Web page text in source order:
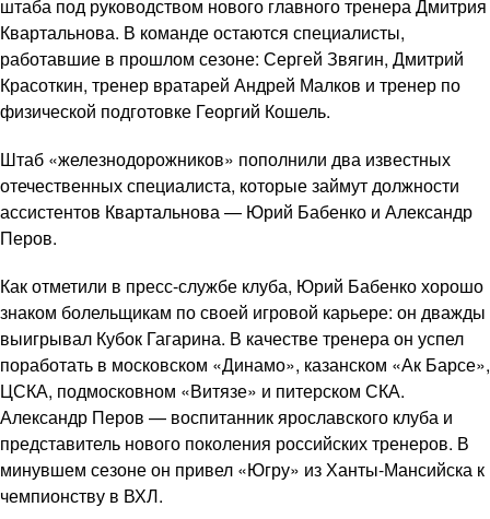
штаба под руководством нового главного тренера Дмитрия
Квартальнова. В команде остаются специалисты,
работавшие в прошлом сезоне: Сергей Звягин, Дмитрий
Красоткин, тренер вратарей Андрей Малков и тренер по
физической подготовке Георгий Кошель.
Штаб «железнодорожников» пополнили два известных
отечественных специалиста, которые займут должности
ассистентов Квартальнова — Юрий Бабенко и Александр
Перов.
Как отметили в пресс-службе клуба, Юрий Бабенко хорошо
знаком болельщикам по своей игровой карьере: он дважды
выигрывал Кубок Гагарина. В качестве тренера он успел
поработать в московском «Динамо», казанском «Ак Барсе»,
ЦСКА, подмосковном «Витязе» и питерском СКА.
Александр Перов — воспитанник ярославского клуба и
представитель нового поколения российских тренеров. В
минувшем сезоне он привел «Югру» из Ханты-Мансийска к
чемпионству в ВХЛ.